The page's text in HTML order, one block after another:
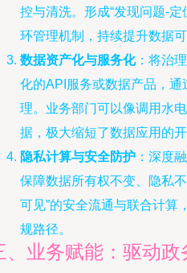
控与清洗。形成“发现问题-
环管理机制，持续提升数据可
数据资产化与服务化：将治
化的API服务或数据产品，
理。业务部门可以像调用水
据，极大缩短了数据应用的开
隐私计算与安全防护 ：深度
保障数据所有权不变、隐私
可见”的安全流通与联合计算
规路径。
、业务赋能：驱动